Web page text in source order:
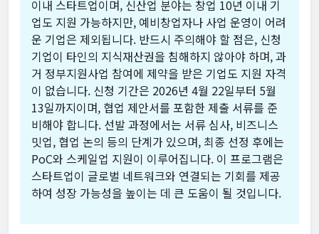
이내 스타트업이며, 신산업 분야는 창업 10년 이내 기
업도 지원 가능하지만, 예비창업자나 사업 운영이 어려
운 기업은 제외됩니다. 반드시 주의해야 할 점은, 신청
기업이 타인의 지식재산권을 침해하지 않아야 하며, 과
거 정부지원사업 참여에 제약을 받은 기업도 지원 자격
이 없습니다. 신청 기간은 2026년 4월 22일부터 5월
13일까지이며, 협업 제안서를 포함한 제출 서류를 준
비해야 합니다. 선발 과정에서는 서류 심사, 비즈니스
밋업, 협업 논의 등의 단계가 있으며, 최종 선정 후에는
PoC와 스케일업 지원이 이루어집니다. 이 프로그램은
스타트업이 글로벌 네트워크와 연결되는 기회를 제공
하여 성장 가능성을 높이는 데 큰 도움이 될 것입니다.